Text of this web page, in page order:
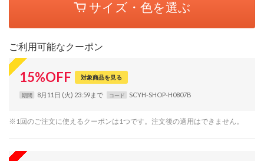
サイズ・色を選ぶ
ご利用可能なクーポン
15%OFF 対象商品を見る
期間 8月11日 (火) 23:59まで コード SCYH-SHOP-H0807B
※1回のご注文に使えるクーポンは1つです。注文後の適用はできません。